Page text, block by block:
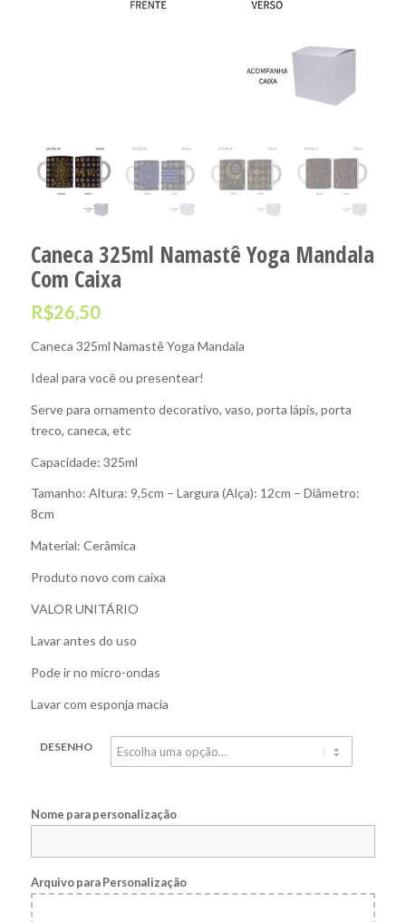
Caneca 325ml Namastê Yoga Mandala
Com Caixa
R$26,50
Caneca 325ml Namastê Yoga Mandala
Ideal para você ou presentear!
Serve para ornamento decorativo, vaso, porta lápis, porta
treco, caneca, etc
Capacidade: 325ml
Tamanho: Altura: 9,5cm – Largura (Alça): 12cm – Diâmetro:
8cm
Material: Cerâmica
Produto novo com caixa
VALOR UNITÁRIO
Lavar antes do uso
Pode ir no micro-ondas
Lavar com esponja macia
DESENHO
Nome para personalização
Arquivo para Personalização